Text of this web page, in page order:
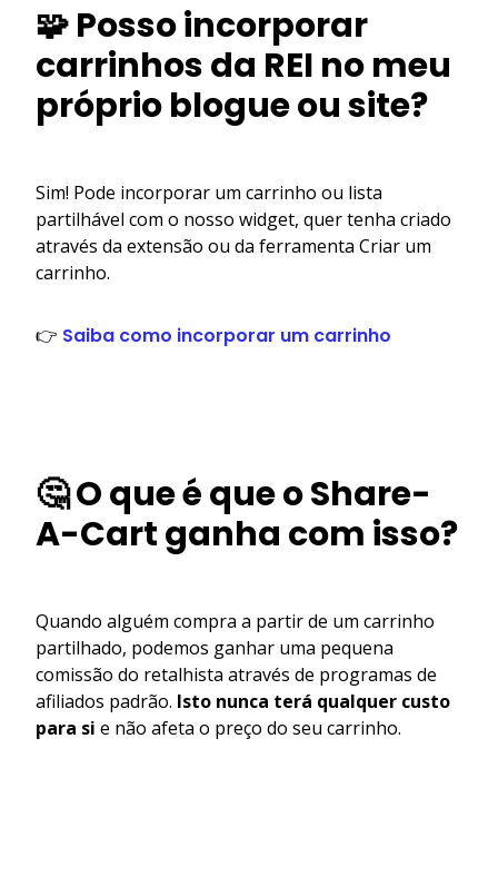
🧩 Posso incorporar
carrinhos da REI no meu
próprio blogue ou site?
Sim! Pode incorporar um carrinho ou lista
partilhável com o nosso widget, quer tenha criado
através da extensão ou da ferramenta Criar um
carrinho.
👉 Saiba como incorporar um carrinho
🤔 O que é que o Share-
A-Cart ganha com isso?
Quando alguém compra a partir de um carrinho
partilhado, podemos ganhar uma pequena
comissão do retalhista através de programas de
afiliados padrão. Isto nunca terá qualquer custo
para si e não afeta o preço do seu carrinho.